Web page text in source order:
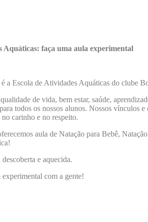
Aquáticas: faça uma aula experimental
a Escola de Atividades Aquáticas do clube
de vida, bem estar, saúde,
todos os nossos alunos. Nossos vínculos e
carinho e no respeito.
aula de Natação para Bebê,
e aquecida.
com a gente!